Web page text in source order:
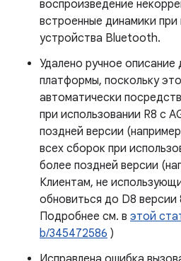
воспроизведение
встроенные динамики
устройства Bluetooth.
Удалено ручное описание
платформы, поскольку
автоматически
при использовании R8 с
поздней версии
всех сборок при
более поздней версии
Клиентам, не
обновиться до D8 версии
Подробнее см. в этой
b/345472586 )